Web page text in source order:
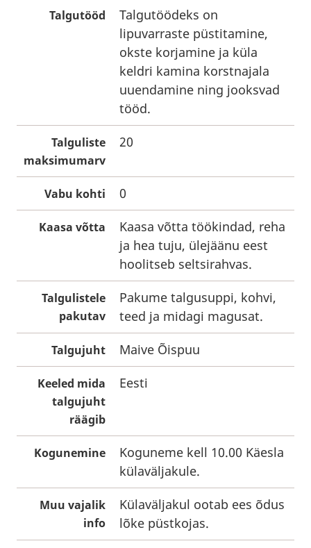
Talgutööd
Talgutöödeks on
lipuvarraste püstitamine,
okste korjamine ja küla
keldri kamina korstnajala
uuendamine ning jooksvad
tööd.
Talguliste
maksimumarv
20
Vabu kohti 0
Kaasa võtta
Kaasa võtta töökindad, reha
ja hea tuju, ülejäänu eest
hoolitseb seltsirahvas.
Talgulistele
pakutav
Pakume talgusuppi, kohvi,
teed ja midagi magusat.
Talgujuht Maive Õispuu
Keeled mida
talgujuht
räägib
Eesti
Kogunemine
Koguneme kell 10.00 Käesla
külaväljakule.
Muu vajalik
info
Külaväljakul ootab ees õdus
lõke püstkojas.